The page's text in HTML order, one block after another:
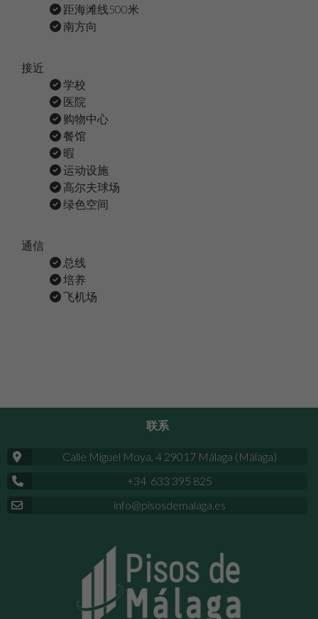
距海滩线500米
南方向
接近
学校
医院
购物中心
餐馆
暇
运动设施
高尔夫球场
绿色空间
通信
总线
培养
飞机场
联系
Calle Miguel Moya, 4 29017 Málaga (Málaga)
+34 633 395 825
info@pisosdemalaga.es